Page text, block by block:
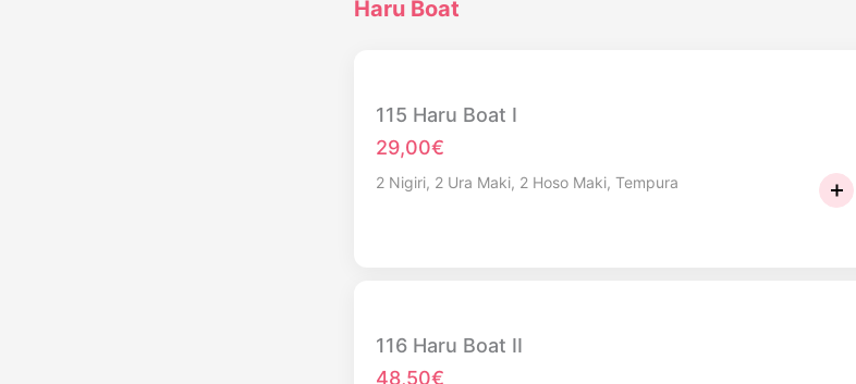
Haru Boat
115 Haru Boat I
29,00€
2 Nigiri, 2 Ura Maki, 2 Hoso Maki, Tempura
116 Haru Boat II
48,50€